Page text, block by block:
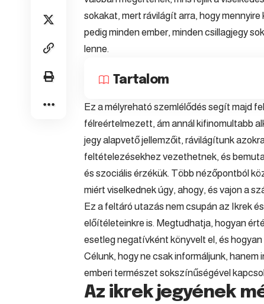
sokakat, mert rávilágít arra, hogy
pedig minden ember, minden csillagjegy
lenne.
Tartalom
Ez a mélyreható szemlélődés segít majd
félreértelmezett, ám annál kifinomultabb
jegy alapvető jellemzőit, rávilágítunk
feltételezésekhez vezethetnek, és
és szociális érzékük. Több nézőpontból
miért viselkednek úgy, ahogy, és vajon a
Ez a feltáró utazás nem csupán az Ikrek
előítéleteinkre is. Megtudhatja, hogyan
esetleg negatívként könyvelt el, és
Célunk, hogy ne csak informáljunk,
emberi természet sokszínűségével
Az ikrek jegyének